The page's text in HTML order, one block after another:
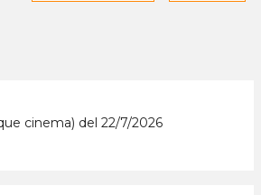
cinema) del 22/7/2026